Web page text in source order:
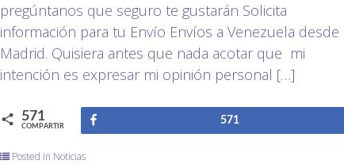
pregúntanos que seguro te gustarán Solicita
información para tu Envío Envíos a Venezuela desde
Madrid. Quisiera antes que nada acotar que mi
intención es expresar mi opinión personal […]
571
COMPARTIR
571
Posted in Noticias